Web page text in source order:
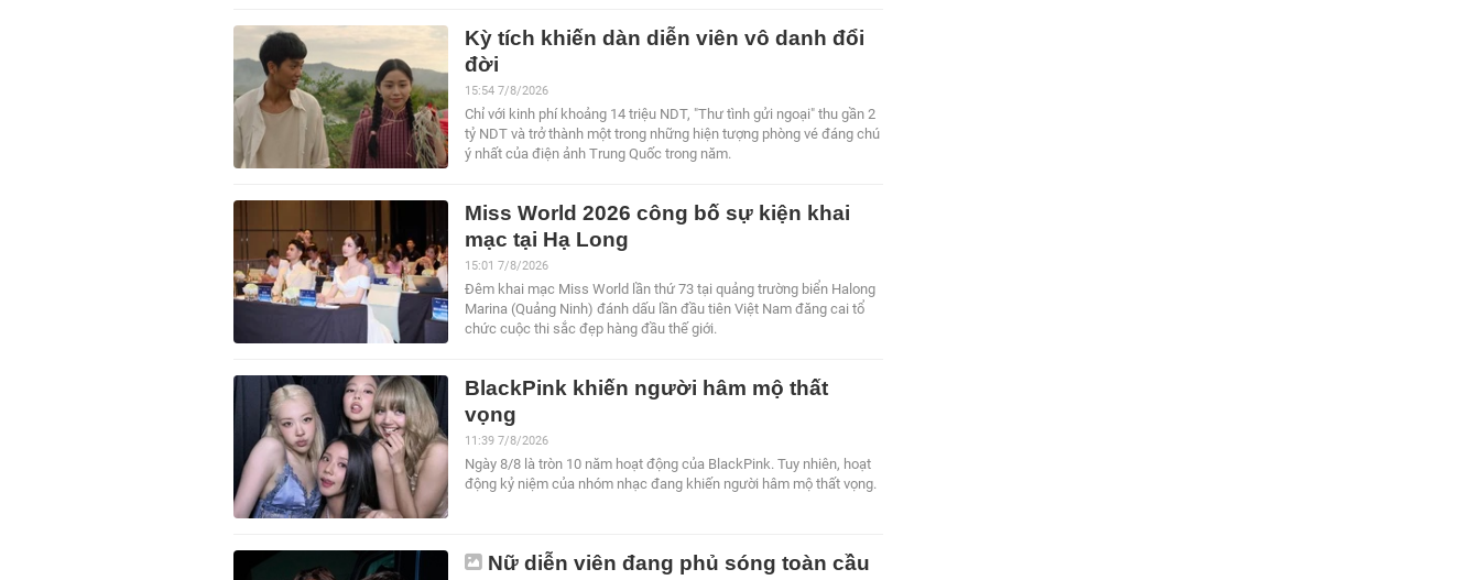
Kỳ tích khiến dàn diễn viên vô danh đổi
đời
15:54 7/8/2026
Chỉ với kinh phí khoảng 14 triệu NDT, "Thư tình gửi ngoại" thu gần 2
tỷ NDT và trở thành một trong những hiện tượng phòng vé đáng chú
ý nhất của điện ảnh Trung Quốc trong năm.
Miss World 2026 công bố sự kiện khai
mạc tại Hạ Long
15:01 7/8/2026
Đêm khai mạc Miss World lần thứ 73 tại quảng trường biển Halong
Marina (Quảng Ninh) đánh dấu lần đầu tiên Việt Nam đăng cai tổ
chức cuộc thi sắc đẹp hàng đầu thế giới.
BlackPink khiến người hâm mộ thất
vọng
11:39 7/8/2026
Ngày 8/8 là tròn 10 năm hoạt động của BlackPink. Tuy nhiên, hoạt
động kỷ niệm của nhóm nhạc đang khiến người hâm mộ thất vọng.
Nữ diễn viên đang phủ sóng toàn cầu